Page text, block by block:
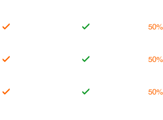
50%
50%
50%